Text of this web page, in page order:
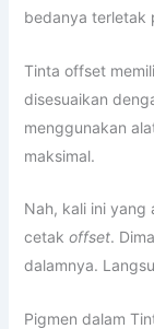
bedanya terletak
Tinta offset
disesuaikan
menggunakan
maksimal.
Nah, kali ini yang
cetak offset.
dalamnya.
Pigmen dalam